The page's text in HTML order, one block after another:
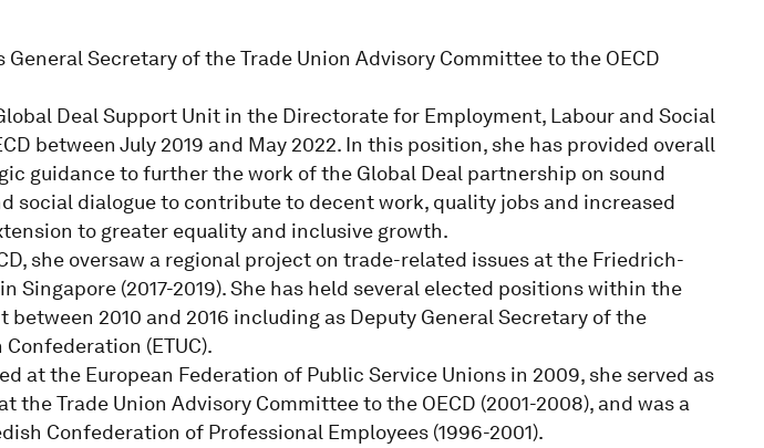
General Secretary of the Trade Union Advisory Committee to the OECD
Deal Support Unit in the Directorate for Employment, Labour and Social
between July 2019 and May 2022. In this position, she has provided overall
guidance to further the work of the Global Deal partnership on sound
social dialogue to contribute to decent work, quality jobs and increased
to greater equality and inclusive growth.
she oversaw a regional project on trade-related issues at the Friedrich-
Singapore (2017-2019). She has held several elected positions within the
between 2010 and 2016 including as Deputy General Secretary of the
(ETUC).
at the European Federation of Public Service Unions in 2009, she served as
the Trade Union Advisory Committee to the OECD (2001-2008), and was a
Confederation of Professional Employees (1996-2001).